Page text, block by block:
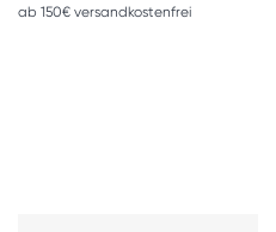
ab 150€ versandkostenfrei